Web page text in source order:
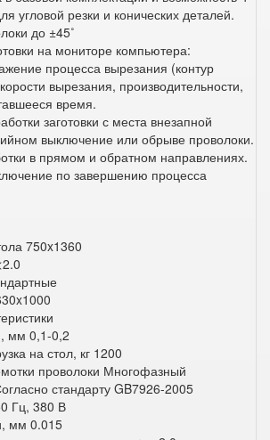
угловой резки и конических деталей.
до ±45˚
на мониторе компьютера:
процесса вырезания (контур
вырезания, производительности,
время.
заготовки с места внезапной
выключение или обрыве проволоки.
в прямом и обратном направлениях.
по завершению процесса
750x1360
мм 0,1-0,2
на стол, кг 1200
проволоки Многофазный
стандарту GB7926-2005
Гц, 380 В
мм 0.015